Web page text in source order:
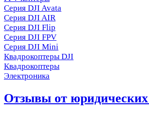
Серия DJI Avata
Серия DJI AIR
Серия DJI Flip
Серия DJI FPV
Серия DJI Mini
Квадрокоптеры DJI
Квадрокоптеры
Электроника
Отзывы от